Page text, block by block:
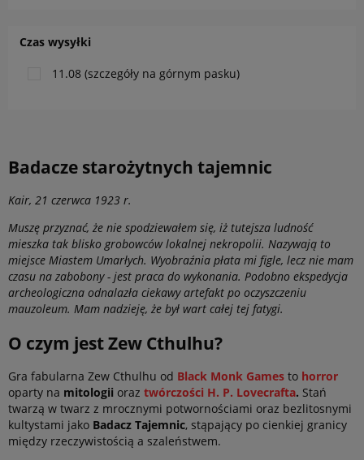
Czas wysyłki
11.08 (szczegóły na górnym pasku)
Badacze starożytnych tajemnic
Kair, 21 czerwca 1923 r.
Muszę przyznać, że nie spodziewałem się, iż tutejsza ludność
mieszka tak blisko grobowców lokalnej nekropolii. Nazywają to
miejsce Miastem Umarłych. Wyobraźnia płata mi figle, lecz nie mam
czasu na zabobony - jest praca do wykonania. Podobno ekspedycja
archeologiczna odnalazła ciekawy artefakt po oczyszczeniu
mauzoleum. Mam nadzieję, że był wart całej tej fatygi.
O czym jest Zew Cthulhu?
Gra fabularna Zew Cthulhu od Black Monk Games to horror
oparty na mitologii oraz twórczości H. P. Lovecrafta. Stań
twarzą w twarz z mrocznymi potwornościami oraz bezlitosnymi
kultystami jako Badacz Tajemnic, stąpający po cienkiej granicy
między rzeczywistością a szaleństwem.